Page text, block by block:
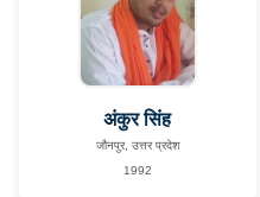
अंकुर सिंह
जौनपुर, उत्तर प्रदेश
1992